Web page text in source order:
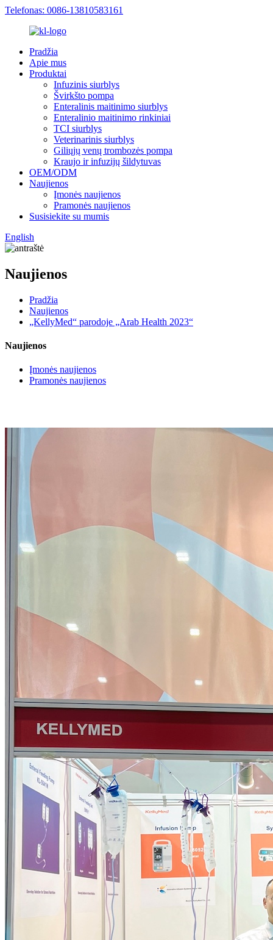
Telefonas: 0086-13810583161
Pradžia
Apie mus
Produktai
Infuzinis siurblys
Švirkšto pompa
Enteralinis maitinimo siurblys
Enteralinio maitinimo rinkiniai
TCI siurblys
Veterinarinis siurblys
Giliųjų venų trombozės pompa
Kraujo ir infuzijų šildytuvas
OEM/ODM
Naujienos
Įmonės naujienos
Pramonės naujienos
Susisiekite su mumis
English
Naujienos
Pradžia
Naujienos
„KellyMed“ parodoje „Arab Health 2023“
Naujienos
Įmonės naujienos
Pramonės naujienos